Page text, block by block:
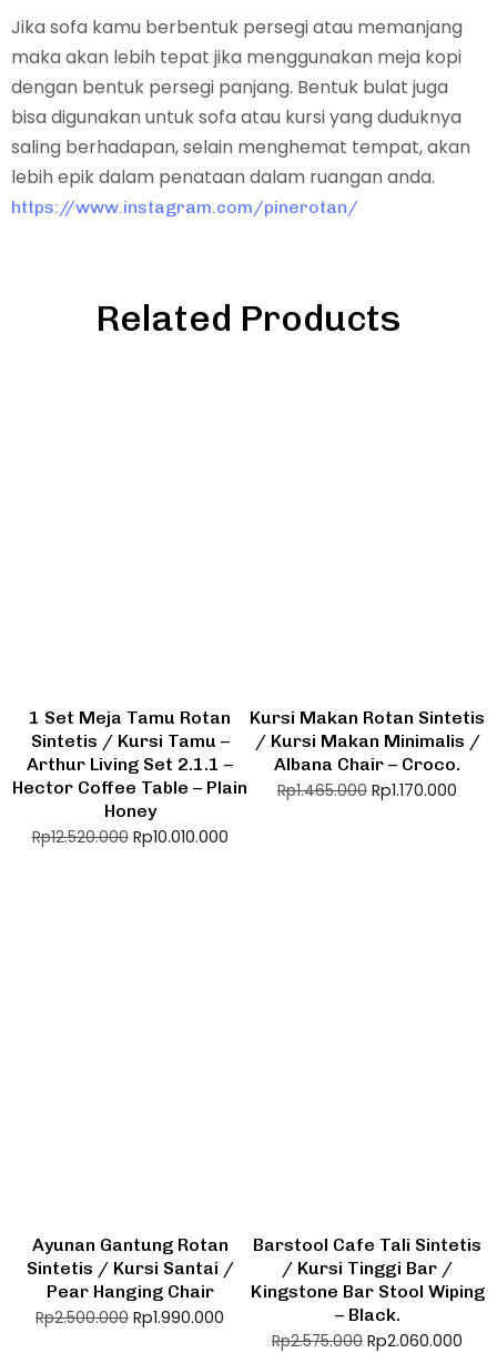
Jika sofa kamu berbentuk persegi atau memanjang
maka akan lebih tepat jika menggunakan meja kopi
dengan bentuk persegi panjang. Bentuk bulat juga
bisa digunakan untuk sofa atau kursi yang duduknya
saling berhadapan, selain menghemat tempat, akan
lebih epik dalam penataan dalam ruangan anda.
https://www.instagram.com/pinerotan/
Related Products
1 Set Meja Tamu Rotan
Sintetis / Kursi Tamu –
Arthur Living Set 2.1.1 –
Hector Coffee Table – Plain
Honey
Rp12.520.000 Rp10.010.000
Kursi Makan Rotan Sintetis
/ Kursi Makan Minimalis /
Albana Chair – Croco.
Rp1.465.000 Rp1.170.000
Ayunan Gantung Rotan
Sintetis / Kursi Santai /
Pear Hanging Chair
Rp2.500.000 Rp1.990.000
Barstool Cafe Tali Sintetis
/ Kursi Tinggi Bar /
Kingstone Bar Stool Wiping
– Black.
Rp2.575.000 Rp2.060.000